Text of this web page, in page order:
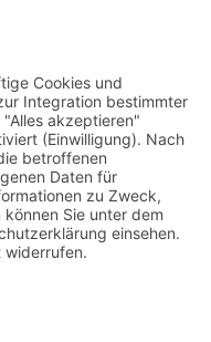
Einheitlichen
§ 185a SGB IX in
LWV Hessen
unter Einbindung
Integration,
des
e. V.